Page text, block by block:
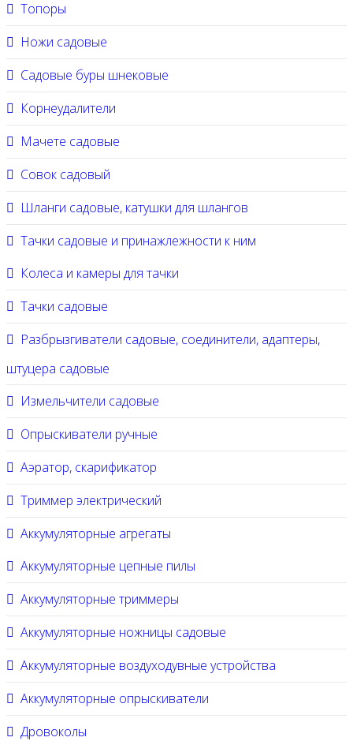
Топоры
Ножи садовые
Садовые буры шнековые
Корнеудалители
Мачете садовые
Совок садовый
Шланги садовые, катушки для шлангов
Тачки садовые и принажлежности к ним
Колеса и камеры для тачки
Тачки садовые
Разбрызгиватели садовые, соединители, адаптеры,
штуцера садовые
Измельчители садовые
Опрыскиватели ручные
Аэратор, скарификатор
Триммер электрический
Аккумуляторные агрегаты
Аккумуляторные цепные пилы
Аккумуляторные триммеры
Аккумуляторные ножницы садовые
Аккумуляторные воздуходувные устройства
Аккумуляторные опрыскиватели
Дровоколы